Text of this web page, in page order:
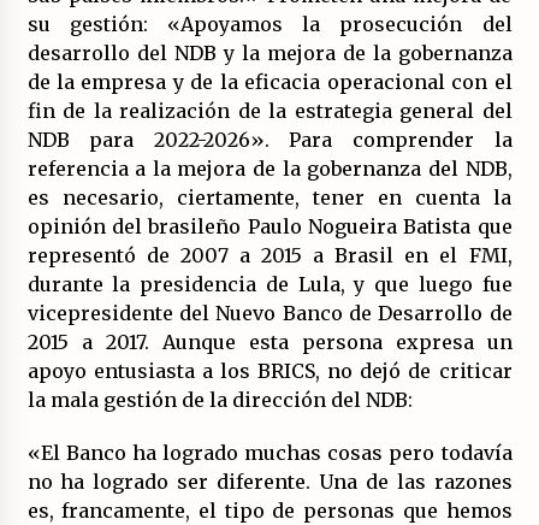
su gestión: «Apoyamos la prosecución del
desarrollo del NDB y la mejora de la gobernanza
de la empresa y de la eficacia operacional con el
fin de la realización de la estrategia general del
NDB para 2022-2026». Para comprender la
referencia a la mejora de la gobernanza del NDB,
es necesario, ciertamente, tener en cuenta la
opinión del brasileño Paulo Nogueira Batista que
representó de 2007 a 2015 a Brasil en el FMI,
durante la presidencia de Lula, y que luego fue
vicepresidente del Nuevo Banco de Desarrollo de
2015 a 2017. Aunque esta persona expresa un
apoyo entusiasta a los BRICS, no dejó de criticar
la mala gestión de la dirección del NDB:
«El Banco ha logrado muchas cosas pero todavía
no ha logrado ser diferente. Una de las razones
es, francamente, el tipo de personas que hemos